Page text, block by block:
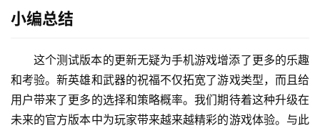
小编总结
这个测试版本的更新无疑为手机游戏增添了更多的乐趣
和考验。新英雄和武器的祝福不仅拓宽了游戏类型，而且给
用户带来了更多的选择和策略概率。我们期待着这种升级在
未来的官方版本中为玩家带来越来越精彩的游戏体验。与此